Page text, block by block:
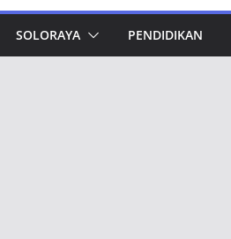
Otorita IKN Jajaki Potensi Kolaborasi
SOLORAYA PENDIDIKAN